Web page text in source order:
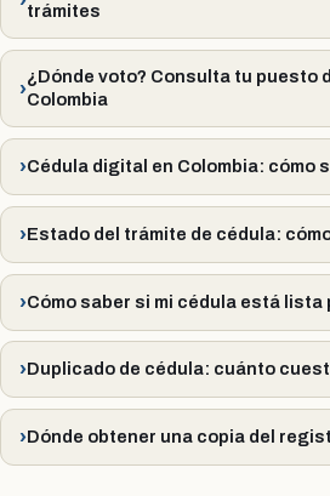
trámites
¿Dónde voto? Consulta tu puesto
Colombia
Cédula digital en Colombia: cómo
Estado del trámite de cédula:
Cómo saber si mi cédula está lista
Duplicado de cédula: cuánto
Dónde obtener una copia del